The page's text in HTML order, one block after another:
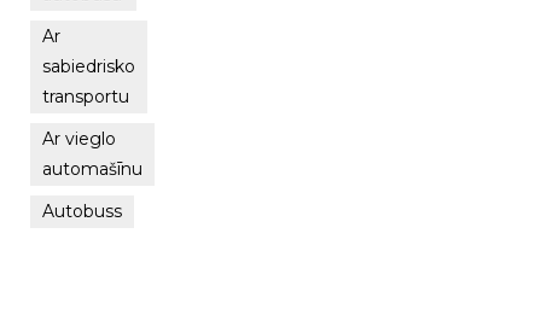
Ar
sabiedrisko
transportu
Ar vieglo
automašīnu
Autobuss